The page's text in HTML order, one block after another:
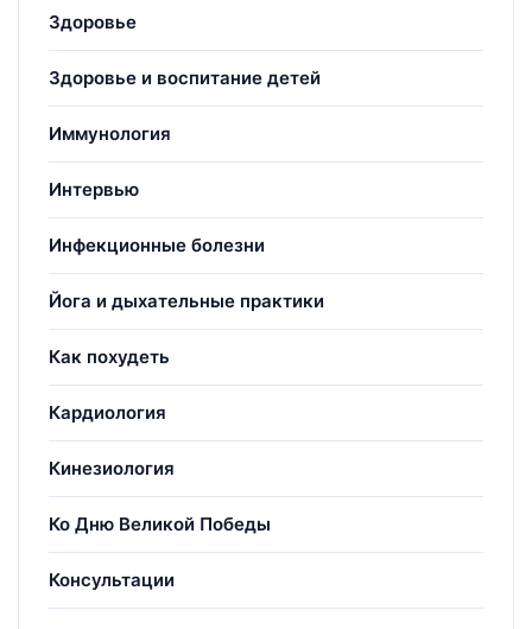
Здоровье
Здоровье и воспитание детей
Иммунология
Интервью
Инфекционные болезни
Йога и дыхательные практики
Как похудеть
Кардиология
Кинезиология
Ко Дню Великой Победы
Консультации